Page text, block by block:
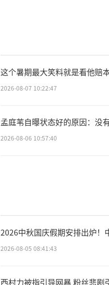
这个暑期最大笑料就是看他赔
2026-08-07 10:22:47
孟庭苇自曝状态好的原因：没
2026-08-06 10:57:40
2026中秋国庆假期安排出炉！
2026-08-05 08:41:43
西村力被指引导网暴 粉丝悲剧